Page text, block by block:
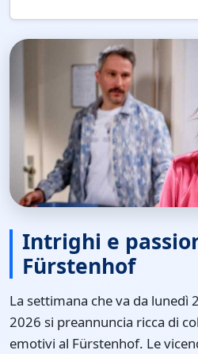
Intrighi e
Fürstenhof
La settimana che va da lunedì
2026 si preannuncia ricca di
emotivi al Fürstenhof. Le